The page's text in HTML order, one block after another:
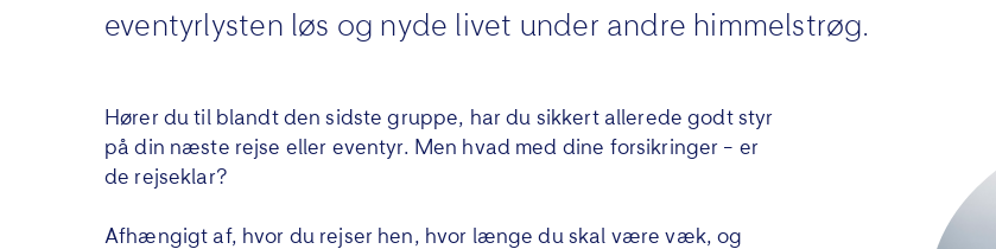
eventyrlysten løs og nyde livet under andre himmelstrøg.
Hører du til blandt den sidste gruppe, har du sikkert allerede godt styr
på din næste rejse eller eventyr. Men hvad med dine forsikringer – er
de rejseklar?
Afhængigt af, hvor du rejser hen, hvor længe du skal være væk, og